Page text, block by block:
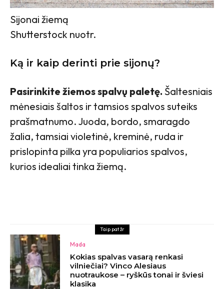
Sijonai žiemą
Shutterstock nuotr.
Ką ir kaip derinti prie sijonų?
Pasirinkite žiemos spalvų paletę. Šaltesniais
mėnesiais šaltos ir tamsios spalvos suteiks
prašmatnumo. Juoda, bordo, smaragdo
žalia, tamsiai violetinė, kreminė, ruda ir
prislopinta pilka yra populiarios spalvos,
kurios idealiai tinka žiemą.
Taip pat žr
Mada
Kokias spalvas vasarą renkasi
vilniečiai? Vinco Alesiaus
nuotraukose – ryškūs tonai ir šviesi
klasika